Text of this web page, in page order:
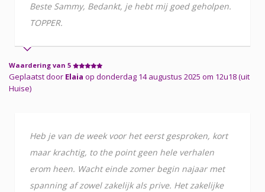
Beste Sammy, Bedankt, je hebt mij goed geholpen.
TOPPER.
Waardering van 5
Geplaatst door Elaia op donderdag 14 augustus 2025 om 12u18 (uit
Huise)
Heb je van de week voor het eerst gesproken, kort
maar krachtig, to the point geen hele verhalen
erom heen. Wacht einde zomer begin najaar met
spanning af zowel zakelijk als prive. Het zakelijke